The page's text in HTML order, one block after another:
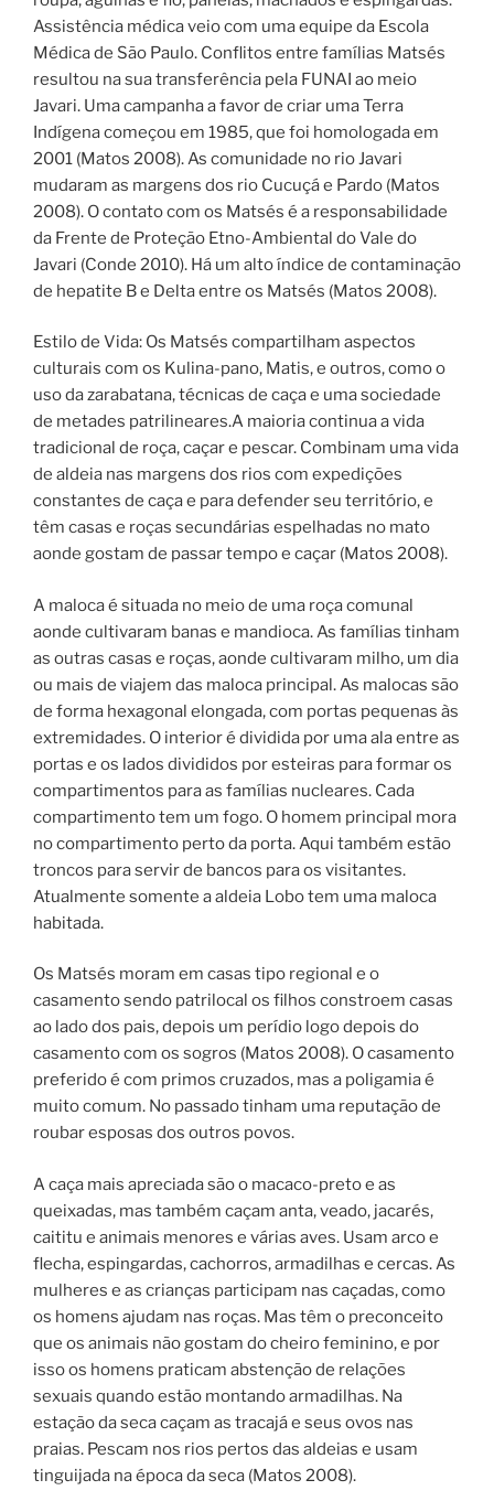
Assistência médica veio com uma equipe da Escola
Médica de São Paulo. Conflitos entre famílias Matsés
resultou na sua transferência pela FUNAI ao meio
Javari. Uma campanha a favor de criar uma Terra
Indígena começou em 1985, que foi homologada em
2001 (Matos 2008). As comunidade no rio Javari
mudaram as margens dos rio Cucuçá e Pardo (Matos
2008). O contato com os Matsés é a responsabilidade
da Frente de Proteção Etno-Ambiental do Vale do
Javari (Conde 2010). Há um alto índice de contaminação
de hepatite B e Delta entre os Matsés (Matos 2008).
Estilo de Vida: Os Matsés compartilham aspectos
culturais com os Kulina-pano, Matis, e outros, como o
uso da zarabatana, técnicas de caça e uma sociedade
de metades patrilineares.A maioria continua a vida
tradicional de roça, caçar e pescar. Combinam uma vida
de aldeia nas margens dos rios com expedições
constantes de caça e para defender seu território, e
têm casas e roças secundárias espelhadas no mato
aonde gostam de passar tempo e caçar (Matos 2008).
A maloca é situada no meio de uma roça comunal
aonde cultivaram banas e mandioca. As famílias tinham
as outras casas e roças, aonde cultivaram milho, um dia
ou mais de viajem das maloca principal. As malocas são
de forma hexagonal elongada, com portas pequenas às
extremidades. O interior é dividida por uma ala entre as
portas e os lados divididos por esteiras para formar os
compartimentos para as famílias nucleares. Cada
compartimento tem um fogo. O homem principal mora
no compartimento perto da porta. Aqui também estão
troncos para servir de bancos para os visitantes.
Atualmente somente a aldeia Lobo tem uma maloca
habitada.
Os Matsés moram em casas tipo regional e o
casamento sendo patrilocal os filhos constroem casas
ao lado dos pais, depois um perídio logo depois do
casamento com os sogros (Matos 2008). O casamento
preferido é com primos cruzados, mas a poligamia é
muito comum. No passado tinham uma reputação de
roubar esposas dos outros povos.
A caça mais apreciada são o macaco-preto e as
queixadas, mas também caçam anta, veado, jacarés,
caititu e animais menores e várias aves. Usam arco e
flecha, espingardas, cachorros, armadilhas e cercas. As
mulheres e as crianças participam nas caçadas, como
os homens ajudam nas roças. Mas têm o preconceito
que os animais não gostam do cheiro feminino, e por
isso os homens praticam abstenção de relações
sexuais quando estão montando armadilhas. Na
estação da seca caçam as tracajá e seus ovos nas
praias. Pescam nos rios pertos das aldeias e usam
tinguijada na época da seca (Matos 2008).